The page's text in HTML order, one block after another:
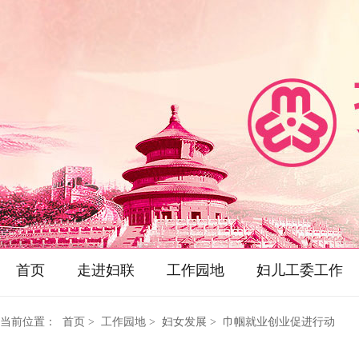
首页 走进妇联 工作园地 妇儿工委工作
当前位置： 首页 > 工作园地 > 妇女发展 > 巾帼就业创业促进行动